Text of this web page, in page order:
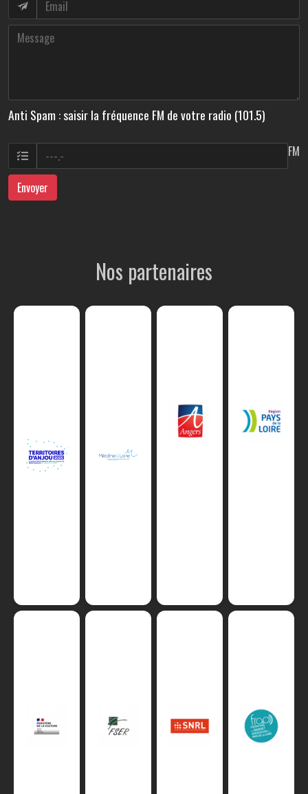
Anti Spam : saisir la fréquence FM de votre radio (101.5)
FM
Envoyer
Nos partenaires